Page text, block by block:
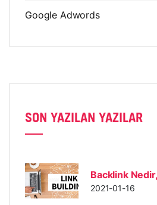
Google Adwords
SON YAZILAN YAZILAR
Backlink Nedir,
2021-01-16